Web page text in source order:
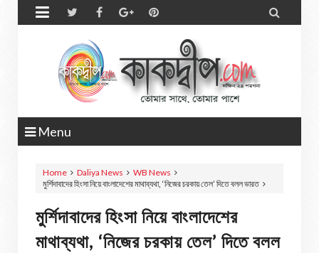
 
Menu
Home Daliya News
WB News
মুর্শিদাবাদের হিংসা নিয়ে বাংলাদেশের মাথাব্যথা, ‘নিজের চরকায় তেল’ দিতে বলল ভারত
মুর্শিদাবাদের হিংসা নিয়ে বাংলাদেশের
মাথাব্যথা, ‘নিজের চরকায় তেল’ দিতে বলল